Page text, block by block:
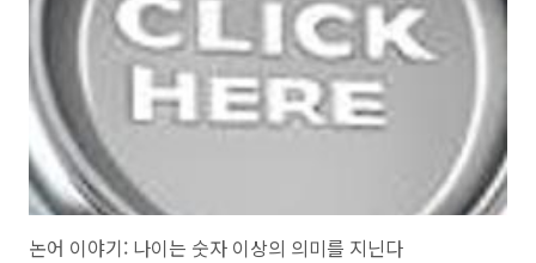
소신을 세우는 법을 배울 수 있습니다. 2. 나만의 원칙과 소신의 중요
성 - 공자는 “君子之道，忠恕而已矣”라..
논어 이야기: 나이는 숫자 이상의 의미를 지닌다